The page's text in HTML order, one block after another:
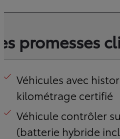
promesses
Véhicules avec
kilométrage certifié
Véhicule contrôler
(batterie hybride